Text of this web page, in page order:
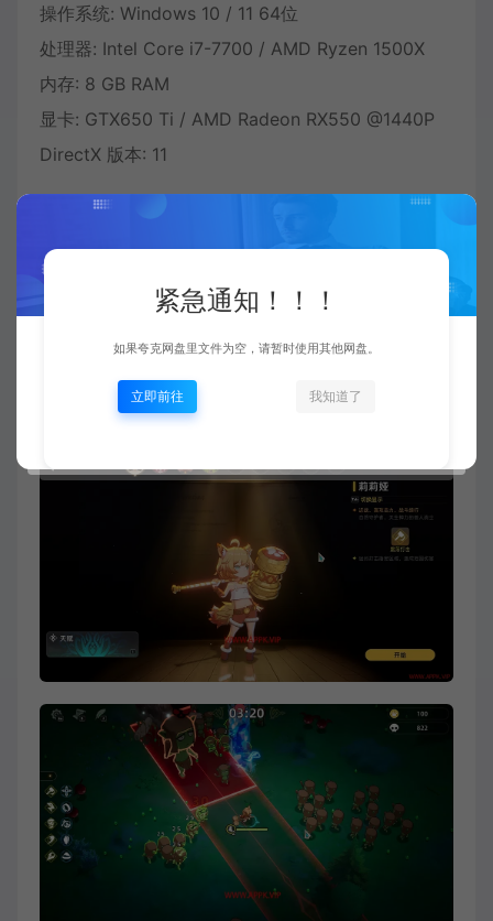
操作系统: Windows 10 / 11 64位
处理器: Intel Core i7-7700 / AMD Ryzen 1500X
内存: 8 GB RAM
显卡: GTX650 Ti / AMD Radeon RX550 @1440P
DirectX 版本: 11
紧急通知！！！
如果夸克网盘里文件为空，请暂时使用其他网盘。
立即前往 我知道了